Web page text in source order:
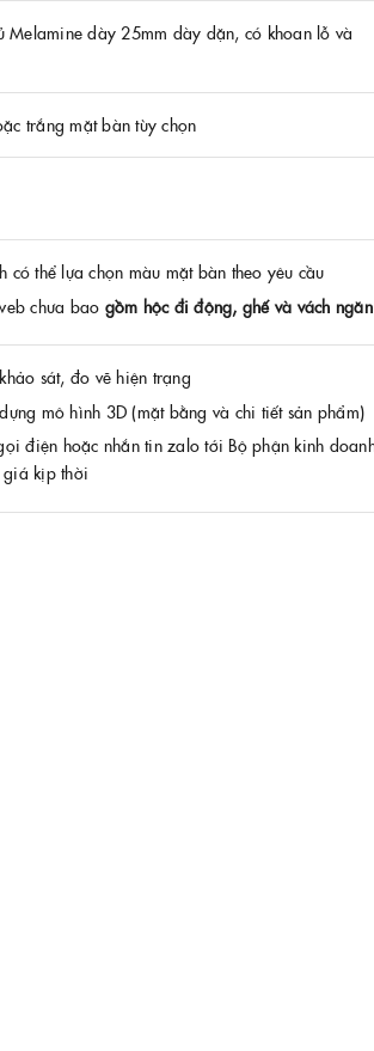
Melamine dày 25mm dày dặn, có khoan lỗ và
trắng mặt bàn tùy chọn
có thể lựa chọn màu mặt bàn theo yêu cầu
chưa bao gồm hộc đi động, ghế và vách ngăn
sát, đo vẽ hiện trạng
mô hình 3D (mặt bằng và chi tiết sản phẩm)
điện hoặc nhắn tin zalo tới Bộ phận kinh
kịp thời